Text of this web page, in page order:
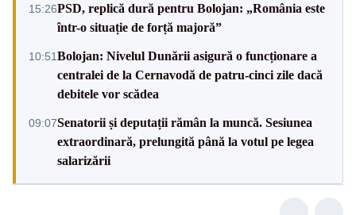
15:26PSD, replică dură pentru Bolojan: „România este
într-o situație de forță majoră”
10:51Bolojan: Nivelul Dunării asigură o funcționare a
centralei de la Cernavodă de patru-cinci zile dacă
debitele vor scădea
09:07Senatorii și deputații rămân la muncă. Sesiunea
extraordinară, prelungită până la votul pe legea
salarizării